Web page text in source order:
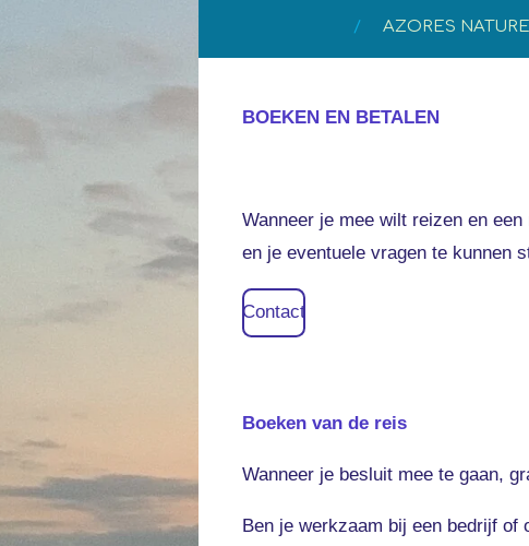
AZORES
BOEKEN EN BETALEN
Wanneer je mee wilt reizen en
en je eventuele vragen te kunnen
Contact
Boeken van de reis
Wanneer je besluit mee te gaan,
Ben je werkzaam bij een bedrijf of